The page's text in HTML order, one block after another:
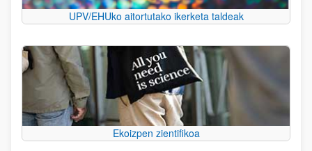
UPV/EHUko aitortutako ikerketa taldeak
Ekoizpen zientifikoa